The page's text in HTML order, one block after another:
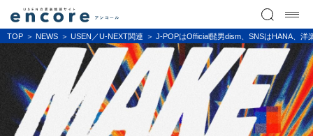
TOP NEWS USEN／U-NEXT関連 J-POPはOfficial髭男dism、SNSはHANA、